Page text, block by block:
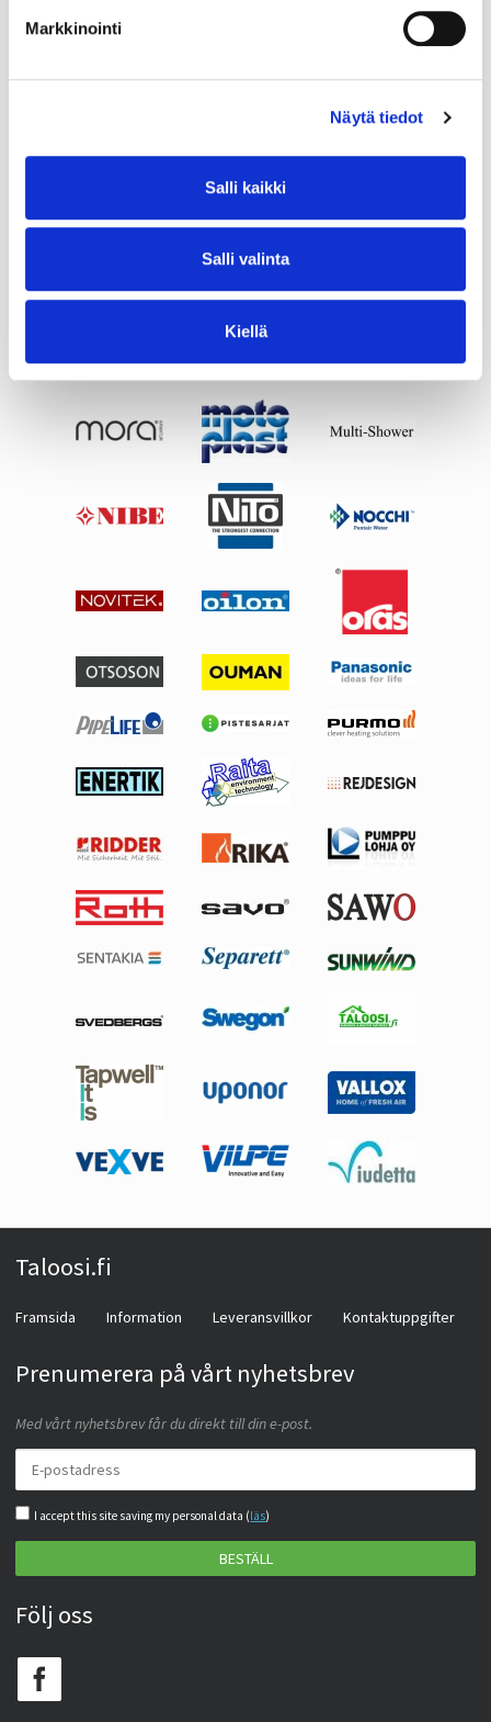
Markkinointi
Näytä tiedot
Salli kaikki
Salli valinta
Kiellä
Taloosi.fi
Framsida Information Leveransvillkor Kontaktuppgifter
Prenumerera på vårt nyhetsbrev
Med vårt nyhetsbrev får du direkt till din e-post.
I accept this site saving my personal data (läs)
BESTÄLL
Följ oss